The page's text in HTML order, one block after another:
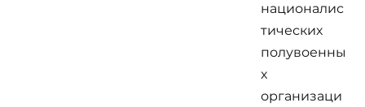
националис
тических
полувоенны
х
организаци